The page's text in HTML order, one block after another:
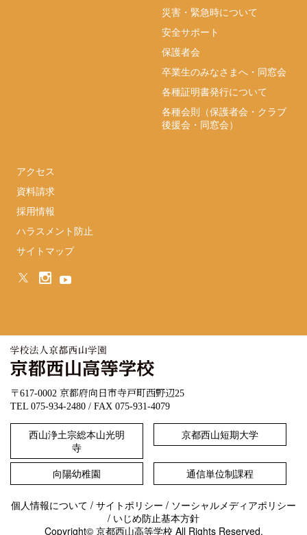
災害・緊急時について
安全サポート
保護者会
卒業生のみなさまへ・同窓会
各種証明書発行について
各種会則（保護者会・クラブ
後援会・同窓会）
アクセス
資料請求
採用情報
ハラスメント防止
サイトマップ
〒617-0002 京都府向日市寺戸町西野辺25
TEL 075-934-2480 / FAX 075-931-4079
西山浄土宗総本山光明
寺
京都西山短期大学
向陽幼稚園 通信単位制課程
個人情報について / サイトポリシー / ソーシャルメディアポリシー
/ いじめ防止基本方針
Copyright© 京都西山高等学校 All Rights Reserved.